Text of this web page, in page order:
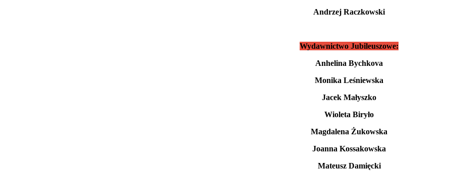
Andrzej Raczkowski
Wydawnictwo Jubileuszowe:
Anhelina Bychkova
Monika Leśniewska
Jacek Małyszko
Wioleta Biryło
Magdalena Żukowska
Joanna Kossakowska
Mateusz Damięcki